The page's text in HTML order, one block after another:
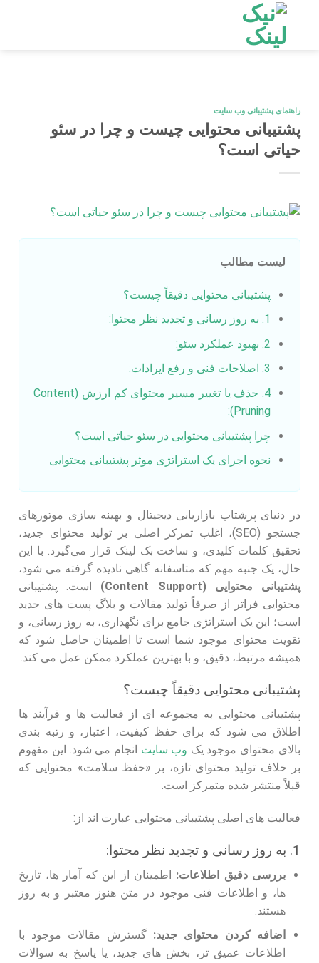
content
راهنمای پشتیبانی وب سایت
پشتیبانی محتوایی چیست و چرا در سئو
حیاتی است؟
لیست مطالب
پشتیبانی محتوایی دقیقاً چیست؟
1. به روز رسانی و تجدید نظر محتوا:
2. بهبود عملکرد سئو:
3. اصلاحات فنی و رفع ایرادات:
4. حذف یا تغییر مسیر محتوای کم ارزش (Content
Pruning):
چرا پشتیبانی محتوایی در سئو حیاتی است؟
نحوه اجرای یک استراتژی موثر پشتیبانی محتوایی
در دنیای پرشتاب بازاریابی دیجیتال و بهینه سازی موتورهای
جستجو (SEO)، اغلب تمرکز اصلی بر تولید محتوای جدید،
تحقیق کلمات کلیدی، و ساخت بک لینک قرار می‌گیرد. با این
حال، یک جنبه مهم که متاسفانه گاهی نادیده گرفته می شود،
پشتیبانی محتوایی (Content Support)
است. پشتیبانی
محتوایی فراتر از صرفاً تولید مقالات و بلاگ پست‌ های جدید
است؛ این یک استراتژی جامع برای نگهداری، به روز رسانی، و
تقویت محتوای موجود شما است تا اطمینان حاصل شود که
همیشه مرتبط، دقیق، و با بهترین عملکرد ممکن عمل می کند.
پشتیبانی محتوایی دقیقاً چیست؟
پشتیبانی محتوایی به مجموعه ای از فعالیت ها و فرآیند ها
اطلاق می شود که برای حفظ کیفیت، اعتبار، و رتبه بندی
بالای محتوای موجود یک وب سایت انجام می شود. این مفهوم
بر خلاف تولید محتوای تازه، بر «حفظ سلامت» محتوایی که
قبلاً منتشر شده متمرکز است.
فعالیت های اصلی پشتیبانی محتوایی عبارت اند از:
1. به روز رسانی و تجدید نظر محتوا:
بررسی دقیق اطلاعات: اطمینان از این که آمار ها، تاریخ
ها، و اطلاعات فنی موجود در متن هنوز معتبر و به روز
هستند.
اضافه کردن محتوای جدید: گسترش مقالات موجود با
اطلاعات عمیق تر، بخش های جدید، یا پاسخ به سوالات